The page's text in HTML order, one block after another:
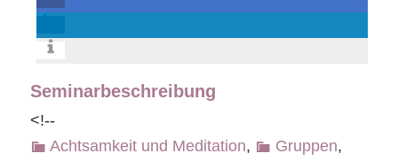
Seminarbeschreibung
<!--
Achtsamkeit und Meditation, Gruppen,